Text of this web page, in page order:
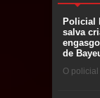
Policial
salva
de
O policial